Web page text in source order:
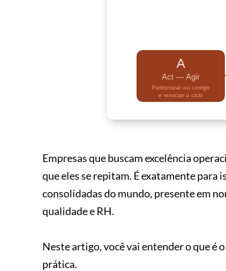
Empresas que buscam excelência
que eles se repitam. É exatamente para
consolidadas do mundo, presente em
qualidade e RH.
Neste artigo, você vai entender o que é
prática.